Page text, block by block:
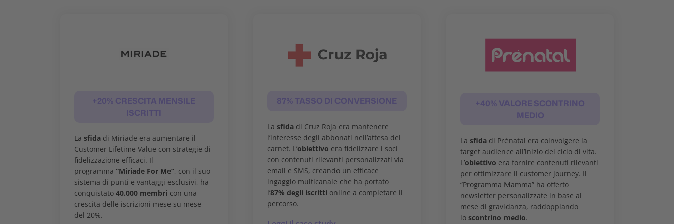
+20% CRESCITA MENSILE
ISCRITTI
La sfidadi Miriade era aumentare il
Customer Lifetime Value con strategie di
fidelizzazione efficaci. Il
programma “Miriade For Me”, con il suo
sistema di punti e vantaggi esclusivi, ha
conquistato 40.000 membri con una
crescita delle iscrizioni mese su mese
del 20%.
87% TASSO DI CONVERSIONE
Lasfida di Cruz Roja era mantenere
l’interesse degli abbonati nell’attesa del
carnet. L’obiettivo era fidelizzare i soci
con contenuti rilevanti personalizzati via
email e SMS, creando un efficace
ingaggio multicanale che ha portato
l’87% degli iscritti online a completare il
percorso.
+40% VALORE SCONTRINO
MEDIO
Lasfida di Prénatal era coinvolgere la
target audience all’inizio del ciclo di vita.
L’obiettivo era fornire contenuti rilevanti
per ottimizzare il customer journey. Il
“Programma Mamma” ha offerto
newsletter personalizzate in base al
mese di gravidanza, raddoppiando
loscontrino medio.